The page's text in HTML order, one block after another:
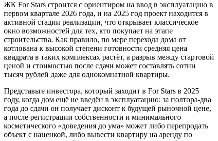
ЖК For Stars строится с ориентиром на ввод в эксплуатацию в
первом квартале 2026 года, и на 2025 год проект находится в
активной стадии реализации, что открывает классическое
окно возможностей для тех, кто покупает на этапе
строительства. Как правило, по мере перехода дома от
котлована к высокой степени готовности средняя цена
квадрата в таких комплексах растёт, а разрыв между стартовой
ценой и стоимостью после сдачи может составлять сотни
тысяч рублей даже для однокомнатной квартиры.
Представьте инвестора, который заходит в For Stars в 2025
году, когда дом ещё не введён в эксплуатацию: за полтора-два
года до сдачи он получает дисконт к будущей рыночной цене,
а после регистрации собственности и минимального
косметического «доведения до ума» может либо перепродать
объект с наценкой, либо вывести квартиру на аренду по